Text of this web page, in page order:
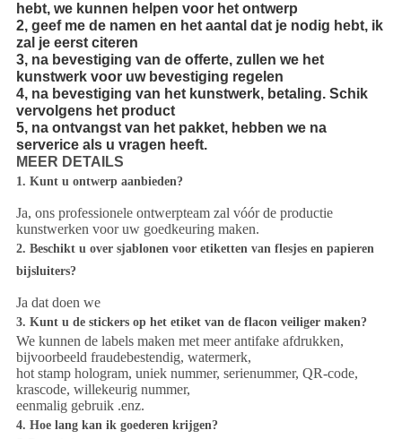
hebt, we kunnen helpen voor het ontwerp
2, geef me de namen en het aantal dat je nodig hebt, ik
zal je eerst citeren
3, na bevestiging van de offerte, zullen we het
kunstwerk voor uw bevestiging regelen
4, na bevestiging van het kunstwerk, betaling. Schik
vervolgens het product
5, na ontvangst van het pakket, hebben we na
serverice als u vragen heeft.
MEER DETAILS
1. Kunt u ontwerp aanbieden?
Ja, ons professionele ontwerpteam zal vóór de productie
kunstwerken voor uw goedkeuring maken.
2. Beschikt u over sjablonen voor etiketten van flesjes en papieren
bijsluiters?
Ja dat doen we
3. Kunt u de stickers op het etiket van de flacon veiliger maken?
We kunnen de labels maken met meer antifake afdrukken,
bijvoorbeeld fraudebestendig, watermerk,
hot stamp hologram, uniek nummer, serienummer, QR-code,
krascode, willekeurig nummer,
eenmalig gebruik .enz.
4. Hoe lang kan ik goederen krijgen?